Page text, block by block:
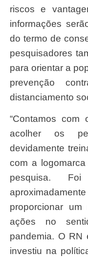
riscos e
informações
do termo de
pesquisadores
para orientar a
prevenção
distanciamento
“Contamos com o apoio da população para
acolher os
devidamente
com a
pesquisa.
proporcionar um
ações no
pandemia. O RN
investiu na